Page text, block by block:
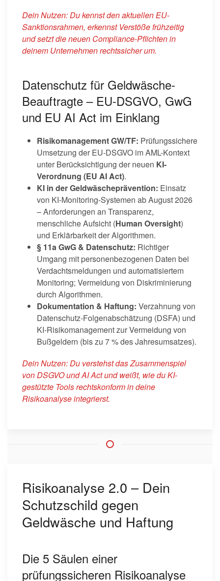
Dein Nutzen: Du kennst den aktuellen EU-
Sanktionsrahmen, erkennst Verstöße frühzeitig
und setzt die neuen Compliance-Pflichten in
deinem Unternehmen rechtssicher um.
Datenschutz für Geldwäsche-
Beauftragte – EU-DSGVO, GwG
und EU AI Act im Einklang
Risikomanagement GW/TF: Prüfungssichere
Umsetzung der EU-DSGVO im AML-Kontext
unter Berücksichtigung der neuen KI-
Verordnung (EU AI Act).
KI in der Geldwäscheprävention: Einsatz
von KI-Monitoring-Systemen ab August 2026
– Anforderungen an Transparenz,
menschliche Aufsicht (Human Oversight)
und Erklärbarkeit der Algorithmen.
§ 11a GwG & Datenschutz: Richtiger
Umgang mit personenbezogenen Daten bei
Verdachtsmeldungen und automatisiertem
Monitoring; Vermeidung von Diskriminierung
durch Algorithmen.
Dokumentation & Haftung: Verzahnung von
Datenschutz-Folgenabschätzung (DSFA) und
KI-Risikomanagement zur Vermeidung von
Bußgeldern (bis zu 7 % des Jahresumsatzes).
Dein Nutzen: Du verstehst das Zusammenspiel
von DSGVO und AI Act und weißt, wie du KI-
gestützte Tools rechtskonform in deine
Risikoanalyse integrierst.
Risikoanalyse 2.0 – Dein
Schutzschild gegen
Geldwäsche und Haftung
Die 5 Säulen einer
prüfungssicheren Risikoanalyse